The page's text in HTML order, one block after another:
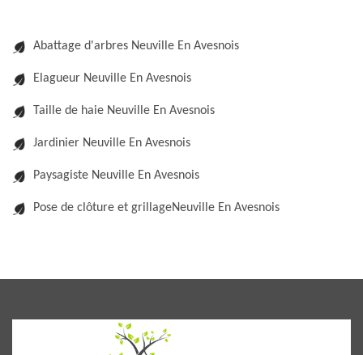
Abattage d'arbres Neuville En Avesnois
Elagueur Neuville En Avesnois
Taille de haie Neuville En Avesnois
Jardinier Neuville En Avesnois
Paysagiste Neuville En Avesnois
Pose de clôture et grillageNeuville En Avesnois